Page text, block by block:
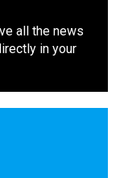
all the news
in your